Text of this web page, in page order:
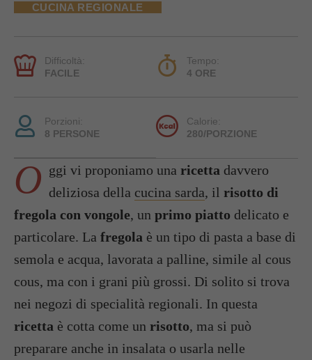
CUCINA REGIONALE
Difficoltà:
FACILE
Tempo:
4 ORE
Porzioni:
8 PERSONE
Calorie:
280/PORZIONE
O ggi vi proponiamo una ricetta davvero
deliziosa della cucina sarda, il risotto di
fregola con vongole, un primo piatto delicato e
particolare. La fregola è un tipo di pasta a base di
semola e acqua, lavorata a palline, simile al cous
cous, ma con i grani più grossi. Di solito si trova
nei negozi di specialità regionali. In questa
ricetta è cotta come un risotto, ma si può
preparare anche in insalata o usarla nelle